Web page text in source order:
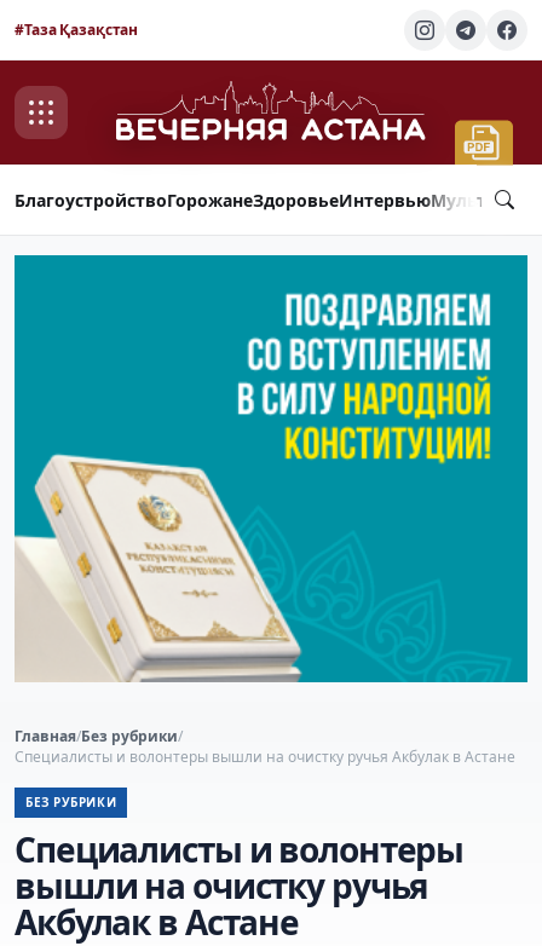
#Таза Қазақстан
БлагоустройствоГорожанеЗдоровьеИнтервью
Главная/Без рубрики/
Специалисты и волонтеры вышли на очистку ручья Акбулак в Астане
БЕЗ РУБРИКИ
Специалисты и волонтеры
вышли на очистку ручья
Акбулак в Астане